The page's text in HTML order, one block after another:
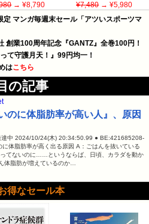
→ ¥8,790 ¥7,480→ ¥5,980
定 マンガ毎週末セール「アツいスポーツマ
創業100周年記念『GANTZ』全巻100円！
て守護月天！』99円均一！
はこちら
の記事
のに体脂肪率が高い人』、原因
達中 2024/10/24(木) 20:34:50.99 ● BE:421685208-
体脂肪率が高く出る原因 A：ごはんを抜いている
てないのに……というならば、日頃、カラダを動か
体脂肪が増えているのか…
得なセール本